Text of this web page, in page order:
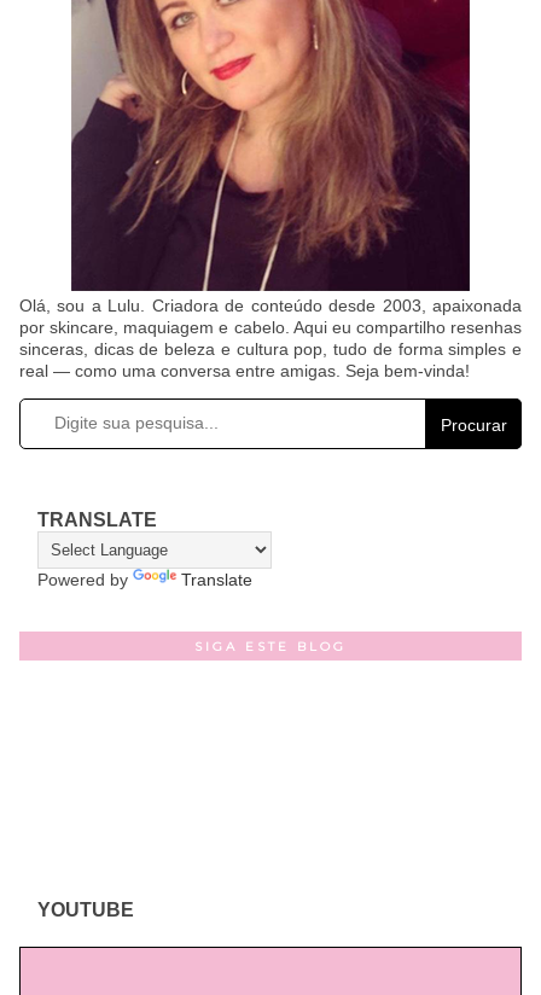
Olá, sou a Lulu. Criadora de conteúdo desde 2003, apaixonada
por skincare, maquiagem e cabelo. Aqui eu compartilho resenhas
sinceras, dicas de beleza e cultura pop, tudo de forma simples e
real — como uma conversa entre amigas. Seja bem-vinda!
Procurar
TRANSLATE
Powered by Translate
SIGA ESTE BLOG
YOUTUBE